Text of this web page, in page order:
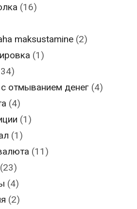
(16)
maksustamine (2)
(1)
отмыванием денег (4)
(4)
(1)
(1)
(11)
(23)
(4)
(2)